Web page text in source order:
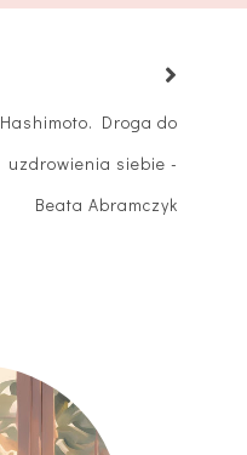
Hashimoto. Droga do
uzdrowienia siebie -
Beata Abramczyk